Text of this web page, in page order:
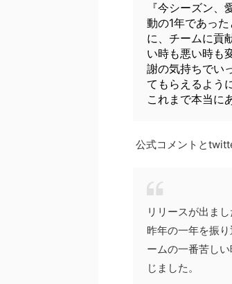
『今シーズン
動の1年であっ
に、チームに貢
い時も悪い時も
謝の気持ちでい
てもらえるよう
これまで本当に
公式コメントと
リリースが出ま
昨年の一年を振
ームの一番苦し
じました。